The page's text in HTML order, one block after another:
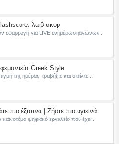
λαιβ σκορ
εφαρμογή για LIVE ενημέρωσηαγώνων...
Greek Style
της ημέρας, τραβήξτε και στείλτε...
πιο έξυπνα | Ζήστε πιο υγιεινά
ψηφιακό εργαλείο που έχει...